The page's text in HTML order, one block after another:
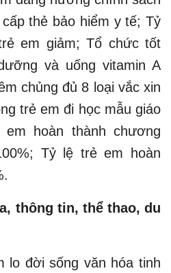
thẻ bảo hiểm y tế; Tỷ
em giảm; Tổ chức tốt
và uống vitamin A
chủng đủ 8 loại vắc xin
trẻ em đi học mẫu giáo
hoàn thành chương
Tỷ lệ trẻ em hoàn
thông tin, thể thao, du
lo đời sống văn hóa tinh